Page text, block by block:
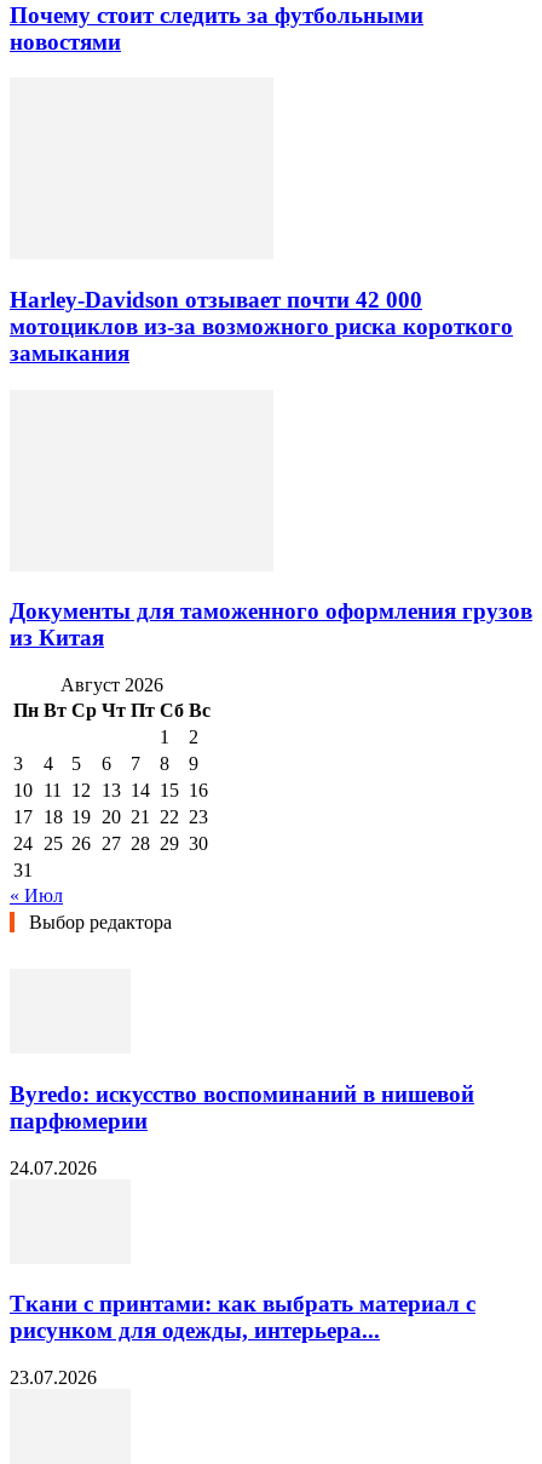
Почему стоит следить за футбольными
новостями
Harley-Davidson отзывает почти 42 000
мотоциклов из-за возможного риска короткого
замыкания
Документы для таможенного оформления грузов
из Китая
Август 2026
Пн Вт Ср Чт Пт Сб Вс
1
2
3
4 5 6 7 8
9
10 11 12 13 14 15 16
17 18 19 20 21 22 23
24 25 26 27 28 29 30
31
« Июл
Выбор редактора
Byredo: искусство воспоминаний в нишевой
парфюмерии
24.07.2026
Ткани с принтами: как выбрать материал с
рисунком для одежды, интерьера...
23.07.2026